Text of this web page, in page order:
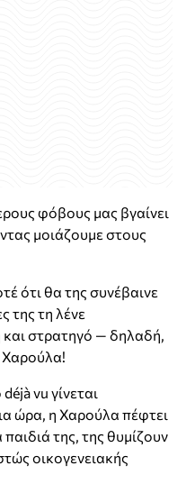
φόβους μας βγαίνει
μοιάζουμε στους
ότι θα της συνέβαινε
της τη λένε
και στρατηγό — δηλαδή,
Χαρούλα!
vu γίνεται
ώρα, η Χαρούλα πέφτει
της, της θυμίζουν
οικογενειακής